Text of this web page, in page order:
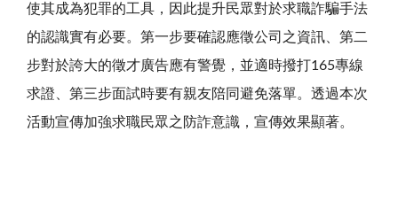
使其成為犯罪的工具，因此提升民眾對於求職詐騙手法
的認識實有必要。第一步要確認應徵公司之資訊、第二
步對於誇大的徵才廣告應有警覺，並適時撥打165專線
求證、第三步面試時要有親友陪同避免落單。透過本次
活動宣傳加強求職民眾之防詐意識，宣傳效果顯著。